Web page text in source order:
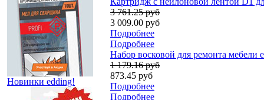
Новинки edding!
3 761.25 руб
3 009.00 руб
Подробнее
Подробнее
Набор восковой для ремонта мебели
1 179.16 руб
873.45 руб
Подробнее
Подробнее